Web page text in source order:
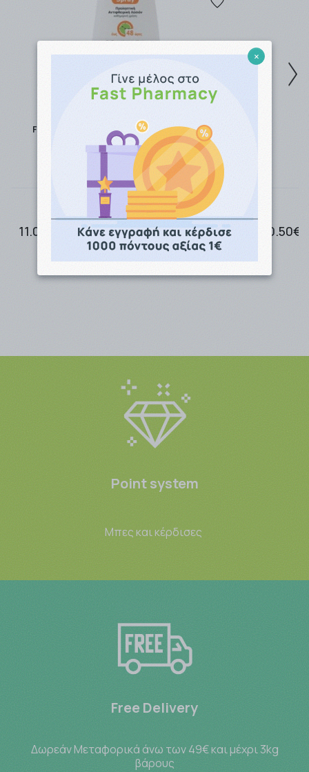
απομακρυσμένες περιοχές ο χρόνος παράδοσης
μπορεί να φτάσει τις 4- 5 εργάσιμες.
Η αποστολή είναι
49,00 € ανεξαρτήτως βάρους με την BOX
49,00 € και έως 3kg με την Easymail.
49,00 € και έως 2kg με την ACS Courier.
Τα μη άμεσα διαθέσιμα προϊόντα αποστέλλονται
μόλις καταστούν διαθέσιμα.
Για περισσότερες σχετικές πληροφορίες πατήστε εδώ
Τρόποι Αποστολής.
Frezyderm Lice Rep Extreme Repellent Spray
Προληπτική Αντιφθειρική Λοσιόν 150ml
11.00€ 10.50€
Point system
Μπες και κέρδισες
Free Delivery
Δωρεάν Μεταφορικά άνω των 49€ και μέχρι 3kg
βάρους
×